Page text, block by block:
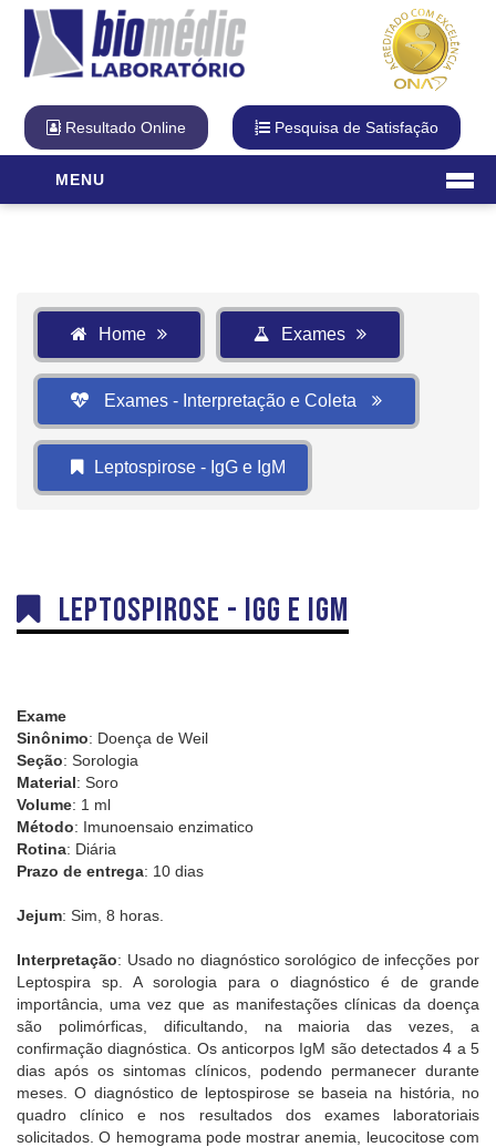
Resultado Online Pesquisa de Satisfação
MENU
Qualidade
Cartão Fidelidade
Visita Virtual
Unidades
Exames
DNA
Sexagem Fetal
Convênios
Trabalhe Conosco
Home Exames
Exames - Interpretação e Coleta
Leptospirose - IgG e IgM
Leptospirose - IgG e IgM
Exame
Sinônimo: Doença de Weil
Seção: Sorologia
Material: Soro
Volume: 1 ml
Método: Imunoensaio enzimatico
Rotina: Diária
Prazo de entrega: 10 dias
Jejum: Sim, 8 horas.
Interpretação: Usado no diagnóstico sorológico de infecções por
Leptospira sp. A sorologia para o diagnóstico é de grande
importância, uma vez que as manifestações clínicas da doença
são polimórficas, dificultando, na maioria das vezes, a
confirmação diagnóstica. Os anticorpos IgM são detectados 4 a 5
dias após os sintomas clínicos, podendo permanecer durante
meses. O diagnóstico de leptospirose se baseia na história, no
quadro clínico e nos resultados dos exames laboratoriais
solicitados. O hemograma pode mostrar anemia, leucocitose com